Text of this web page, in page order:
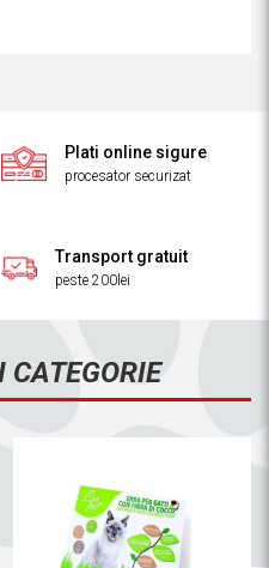
Plati online sigure
procesator securizat
Transport gratuit
peste 200lei
CATEGORIE